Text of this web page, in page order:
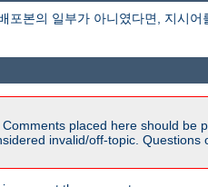
포본의 일부가 아니였다면, 지시
placed here should
invalid/off-topic.